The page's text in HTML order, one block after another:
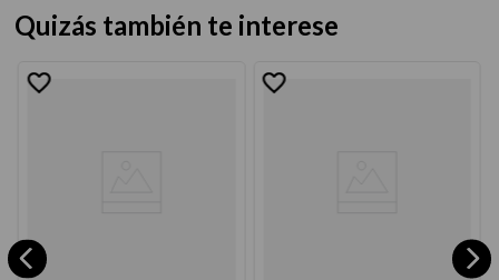
Quizás también te interese